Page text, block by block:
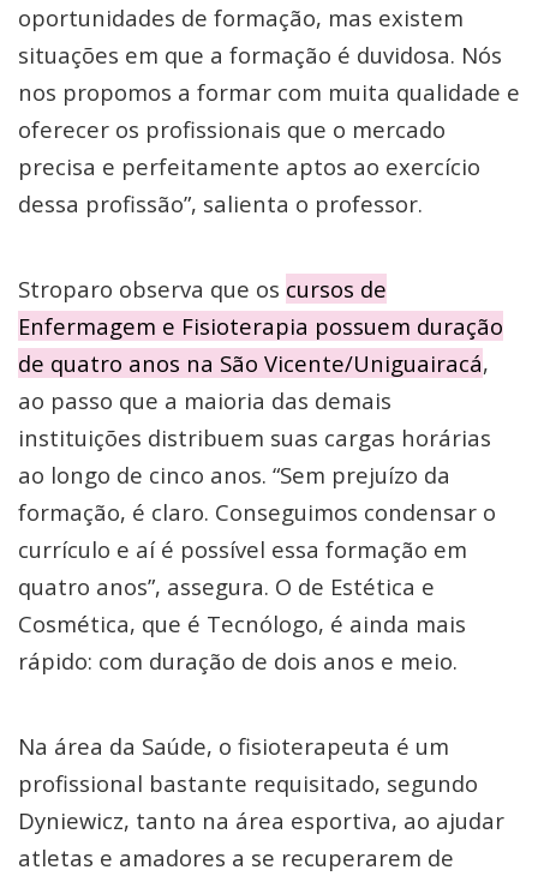
oportunidades de formação, mas existem
situações em que a formação é duvidosa. Nós
nos propomos a formar com muita qualidade e
oferecer os profissionais que o mercado
precisa e perfeitamente aptos ao exercício
dessa profissão”, salienta o professor.
Stroparo observa que os cursos de
Enfermagem e Fisioterapia possuem duração
de quatro anos na São Vicente/Uniguairacá,
ao passo que a maioria das demais
instituições distribuem suas cargas horárias
ao longo de cinco anos. “Sem prejuízo da
formação, é claro. Conseguimos condensar o
currículo e aí é possível essa formação em
quatro anos”, assegura. O de Estética e
Cosmética, que é Tecnólogo, é ainda mais
rápido: com duração de dois anos e meio.
Na área da Saúde, o fisioterapeuta é um
profissional bastante requisitado, segundo
Dyniewicz, tanto na área esportiva, ao ajudar
atletas e amadores a se recuperarem de